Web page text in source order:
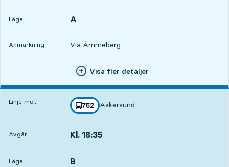
Läge:
LÄGE, A
,
Anmärkning: Via Åmmeberg
Visa fler detaljer
Linje mot: linje
752
mot
Askersund
,
Avgår: Kl. 18:35
Läge:
LÄGE, B
,